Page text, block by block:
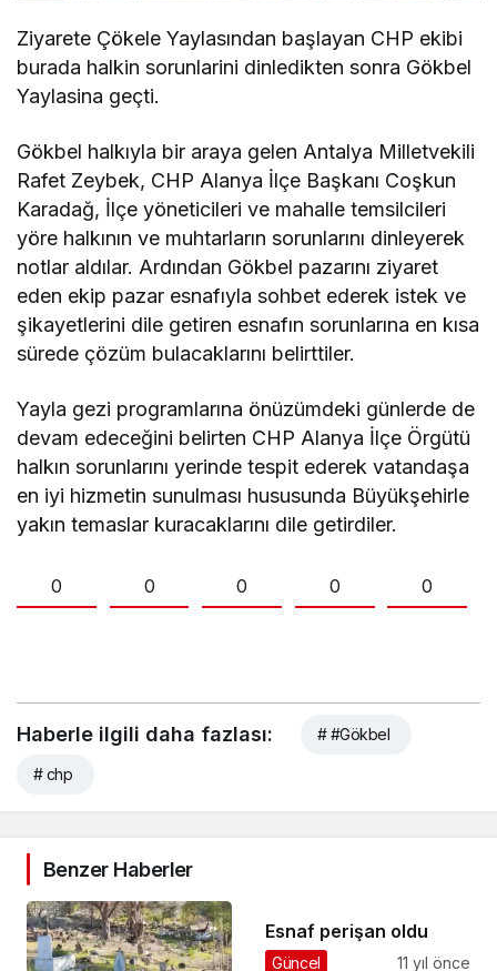
Ziyarete Çökele Yaylasından başlayan CHP ekibi
burada halkin sorunlarini dinledikten sonra Gökbel
Yaylasina geçti.
Gökbel halkıyla bir araya gelen Antalya Milletvekili
Rafet Zeybek, CHP Alanya İlçe Başkanı Coşkun
Karadağ, İlçe yöneticileri ve mahalle temsilcileri
yöre halkının ve muhtarların sorunlarını dinleyerek
notlar aldılar. Ardından Gökbel pazarını ziyaret
eden ekip pazar esnafıyla sohbet ederek istek ve
şikayetlerini dile getiren esnafın sorunlarına en kısa
sürede çözüm bulacaklarını belirttiler.
Yayla gezi programlarına önüzümdeki günlerde de
devam edeceğini belirten CHP Alanya İlçe Örgütü
halkın sorunlarını yerinde tespit ederek vatandaşa
en iyi hizmetin sunulması hususunda Büyükşehirle
yakın temaslar kuracaklarını dile getirdiler.
0 0 0 0 0
Haberle ilgili daha fazlası: # #Gökbel
# chp
Benzer Haberler
Esnaf perişan oldu
Güncel 11 yıl önce